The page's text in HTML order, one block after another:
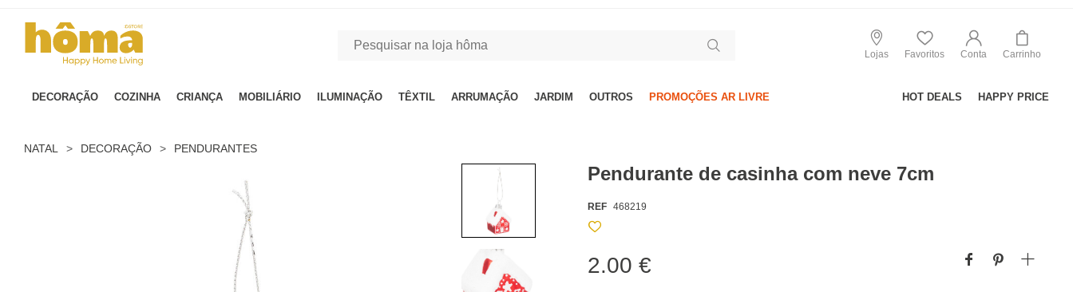
Lojas Favoritos Conta Carrinho
DECORAÇÃO COZINHA CRIANÇA MOBILIÁRIO ILUMINAÇÃO TÊXTIL ARRUMAÇÃO JARDIM OUTROS PROMOÇÕES AR LIVRE HOT DEALS HAPPY PRICE
NATAL > DECORAÇÃO > PENDURANTES
Pendurante de casinha com neve 7cm
REF 468219
2.00 €